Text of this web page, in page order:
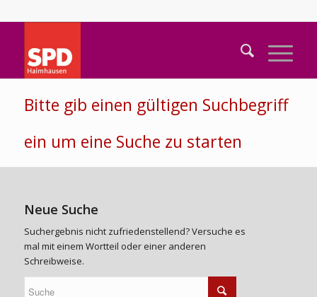
Bitte gib einen gültigen Suchbegriff
ein um eine Suche zu starten
Neue Suche
Suchergebnis nicht zufriedenstellend? Versuche es
mal mit einem Wortteil oder einer anderen
Schreibweise.